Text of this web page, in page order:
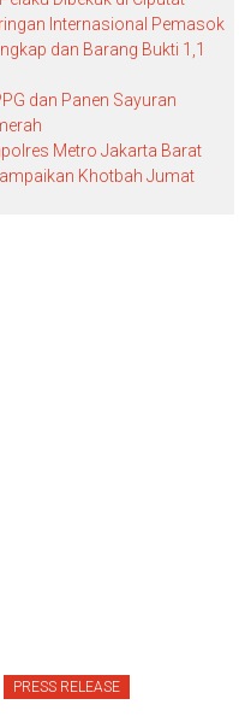
Internasional Pemasok
dan Barang Bukti 1,1
dan Panen Sayuran
Metro Jakarta Barat
Khotbah Jumat
PRESS RELEASE